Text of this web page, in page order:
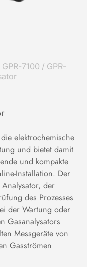
7100 / GPR-
elektrochemische
und bietet damit
und kompakte
Installation. Der
der
des Prozesses
der Wartung oder
Gasanalysators
Messgeräte von
Gasströmen